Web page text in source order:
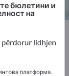
бюлетини и
на
përdorur lidhjen
платформа.